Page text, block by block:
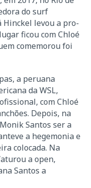
do surf
levou a pro-
ficou com Chloé
comemorou foi
a peruana
da WSL,
com Chloé
Depois, na
Santos ser a
a hegemonia e
colocada. Na
a open,
Santos a